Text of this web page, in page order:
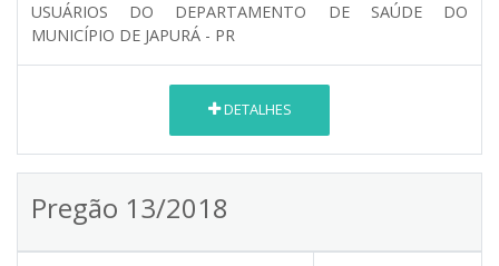
USUÁRIOS DO DEPARTAMENTO DE SAÚDE DO
MUNICÍPIO DE JAPURÁ - PR
DETALHES
Pregão 13/2018